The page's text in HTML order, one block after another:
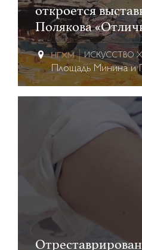
откроется
Полякова
ИСКУССТВО
Площадь Минина и